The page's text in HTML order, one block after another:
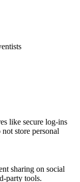
like secure log-ins
store personal
sharing on social
party tools.